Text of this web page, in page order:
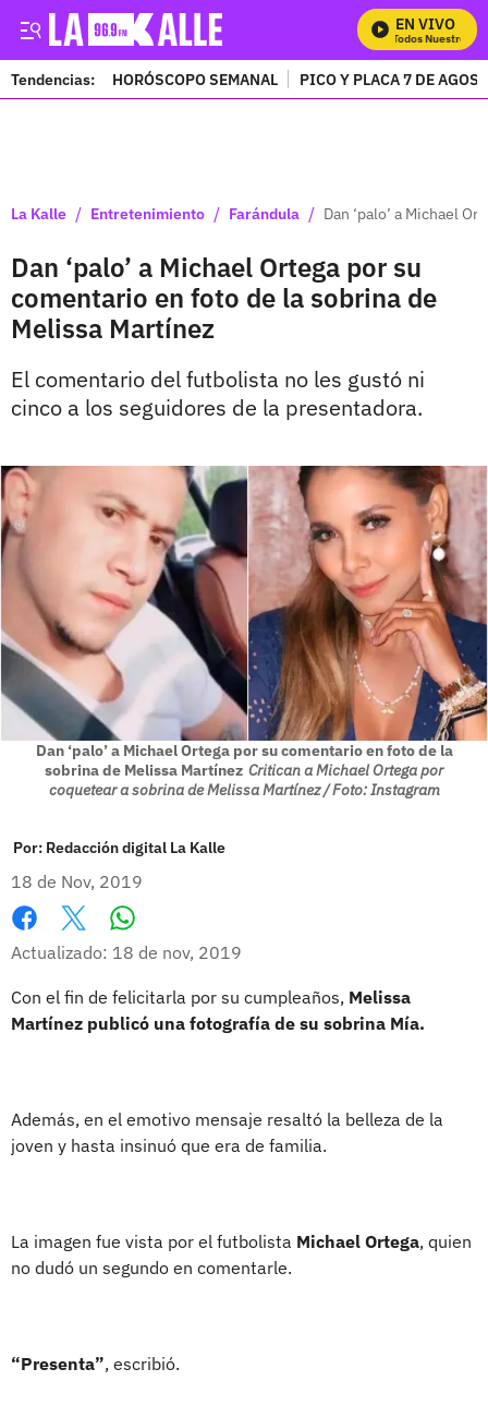
EN VIVO
Mira Todos Nuestros
Tendencias: HORÓSCOPO SEMANAL PICO Y PLACA 7 DE
La Kalle / Entretenimiento / Farándula / Dan ‘palo’ a Michael
Dan ‘palo’ a Michael Ortega por su
comentario en foto de la sobrina de
Melissa Martínez
El comentario del futbolista no les gustó ni
cinco a los seguidores de la presentadora.
Dan ‘palo’ a Michael Ortega por su comentario en foto de la
sobrina de Melissa Martínez Critican a Michael Ortega por
coquetear a sobrina de Melissa Martínez / Foto: Instagram
Por: Redacción digital La Kalle
18 de Nov, 2019
Facebook
X
Actualizado: 18 de nov, 2019
Con el fin de felicitarla por su cumpleaños, Melissa
Martínez publicó una fotografía de su sobrina Mía.
Además, en el emotivo mensaje resaltó la belleza de la
joven y hasta insinuó que era de familia.
La imagen fue vista por el futbolista Michael Ortega, quien
no dudó un segundo en comentarle.
“Presenta”, escribió.